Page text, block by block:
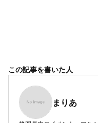
この記事を書いた人
まりあ